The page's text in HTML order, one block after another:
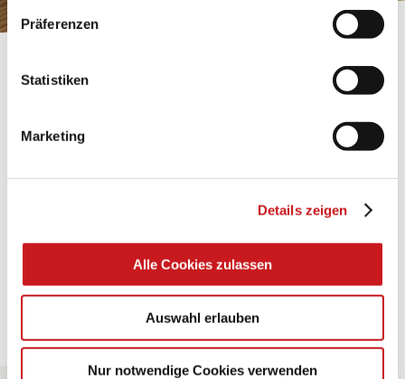
personenbezogene Daten verarbeiten. Hier geht’s zum
Impressum.
Präferenzen
Statistiken
Marketing
Details zeigen
Alle Cookies zulassen
Auswahl erlauben
Nur notwendige Cookies verwenden
Glänzende Ideen mit wasserfestem Papier. Perfekt zu
Zu allen Tipps